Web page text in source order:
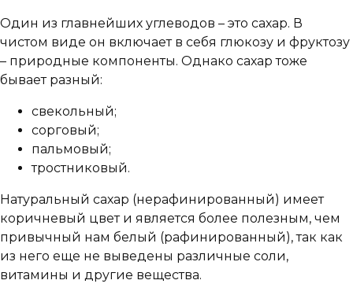
Один из главнейших углеводов – это сахар. В
чистом виде он включает в себя глюкозу и фруктозу
– природные компоненты. Однако сахар тоже
бывает разный:
свекольный;
сорговый;
пальмовый;
тростниковый.
Натуральный сахар (нерафинированный) имеет
коричневый цвет и является более полезным, чем
привычный нам белый (рафинированный), так как
из него еще не выведены различные соли,
витамины и другие вещества.